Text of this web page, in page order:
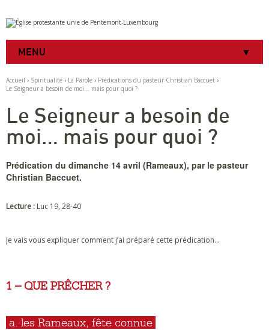
Aller
au
contenu.
à
navigation
Outils
personnels
MENU
Accueil › Spiritualité › La Parole › Prédications du pasteur Christian Baccuet ›
Le Seigneur a besoin de moi… mais pour quoi ?
Le Seigneur a besoin de
moi… mais pour quoi ?
Prédication du dimanche 14 avril (Rameaux), par le pasteur
Christian Baccuet.
Lecture : Luc 19, 28-40
Je vais vous expliquer comment j’ai préparé cette prédication…
1 – QUE PRÊCHER ?
a. les Rameaux, fête connue